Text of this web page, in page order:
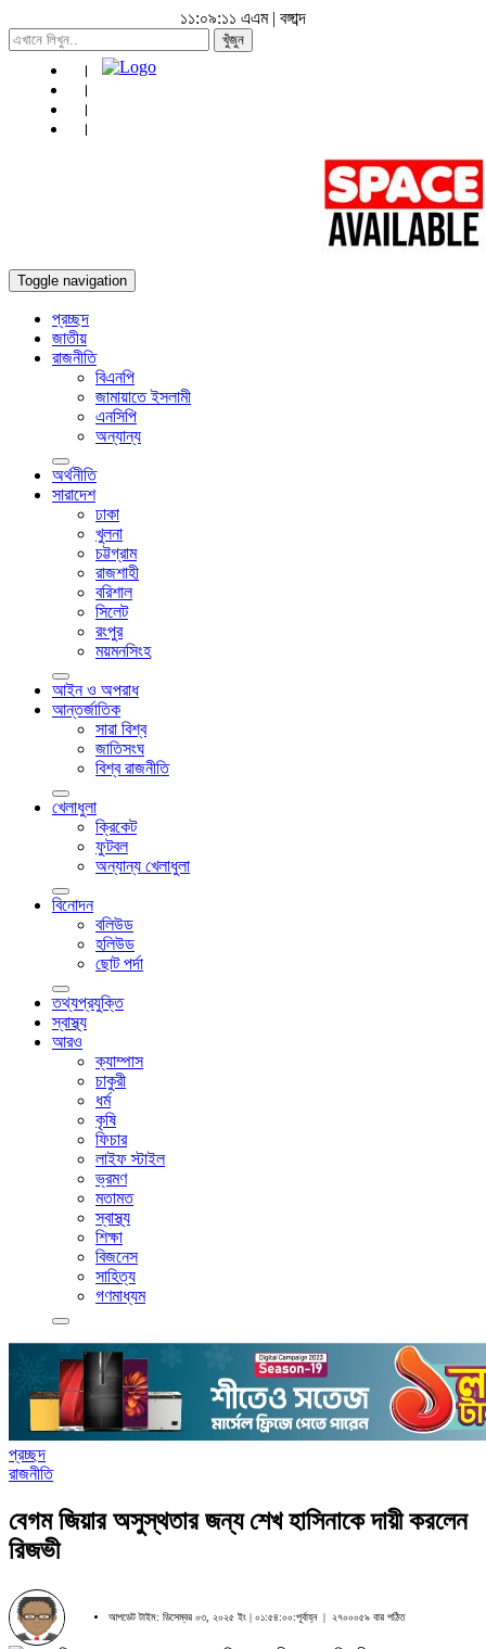
১১:০৯:১৩ এএম|বঙ্গাব্দ
খুঁজুন
Toggle navigation
প্রচ্ছদ
জাতীয়
রাজনীতি
বিএনপি
জামায়াতে ইসলামী
এনসিপি
অন্যান্য
অর্থনীতি
সারাদেশ
ঢাকা
খুলনা
চট্টগ্রাম
রাজশাহী
বরিশাল
সিলেট
রংপুর
ময়মনসিংহ
আইন ও অপরাধ
আন্তর্জাতিক
সারা বিশ্ব
জাতিসংঘ
বিশ্ব রাজনীতি
খেলাধুলা
ক্রিকেট
ফুটবল
অন্যান্য খেলাধুলা
বিনোদন
বলিউড
হলিউড
ছোট পর্দা
তথ্যপ্রযুক্তি
স্বাস্থ্য
আরও
ক্যাম্পাস
চাকুরী
ধর্ম
কৃষি
ফিচার
লাইফ স্টাইল
ভ্রমণ
মতামত
স্বাস্থ্য
শিক্ষা
বিজনেস
সাহিত্য
গণমাধ্যম
প্রচ্ছদ
রাজনীতি
বেগম জিয়ার অসুস্থতার জন্য শেখ হাসিনাকে দায়ী করলেন
রিজভী
আপডেট টাইম: ডিসেম্বর ০৩, ২০২৫ ইং | ০১:৫৪:০০:পূর্বাহ্ন | ২৭০০০৫৯ বার পঠিত